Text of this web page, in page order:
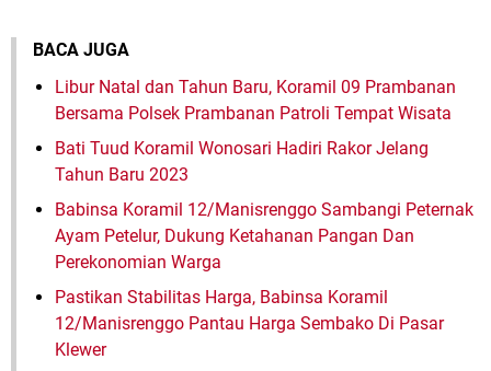
BACA JUGA
Libur Natal dan Tahun Baru, Koramil 09 Prambanan
Bersama Polsek Prambanan Patroli Tempat Wisata
Bati Tuud Koramil Wonosari Hadiri Rakor Jelang
Tahun Baru 2023
Babinsa Koramil 12/Manisrenggo Sambangi Peternak
Ayam Petelur, Dukung Ketahanan Pangan Dan
Perekonomian Warga
Pastikan Stabilitas Harga, Babinsa Koramil
12/Manisrenggo Pantau Harga Sembako Di Pasar
Klewer